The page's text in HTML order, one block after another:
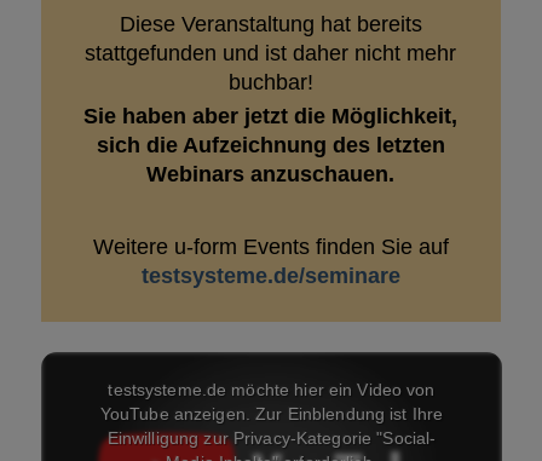
Diese Veranstaltung hat bereits
stattgefunden und ist daher nicht mehr
buchbar!
Sie haben aber jetzt die Möglichkeit,
sich die Aufzeichnung des letzten
Webinars anzuschauen.
Weitere u-form Events finden Sie auf
testsysteme.de/seminare